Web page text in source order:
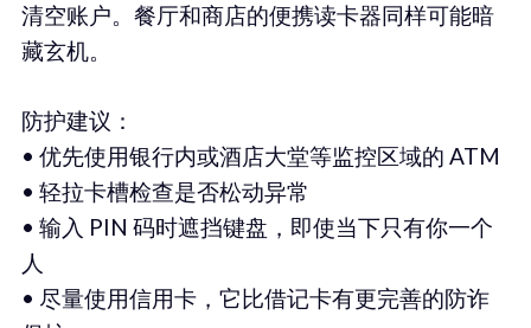
清空账户。餐厅和商店的便携读卡器同样可能暗
藏玄机。
防护建议：
• 优先使用银行内或酒店大堂等监控区域的 ATM
• 轻拉卡槽检查是否松动异常
• 输入 PIN 码时遮挡键盘，即使当下只有你一个
人
• 尽量使用信用卡，它比借记卡有更完善的防诈